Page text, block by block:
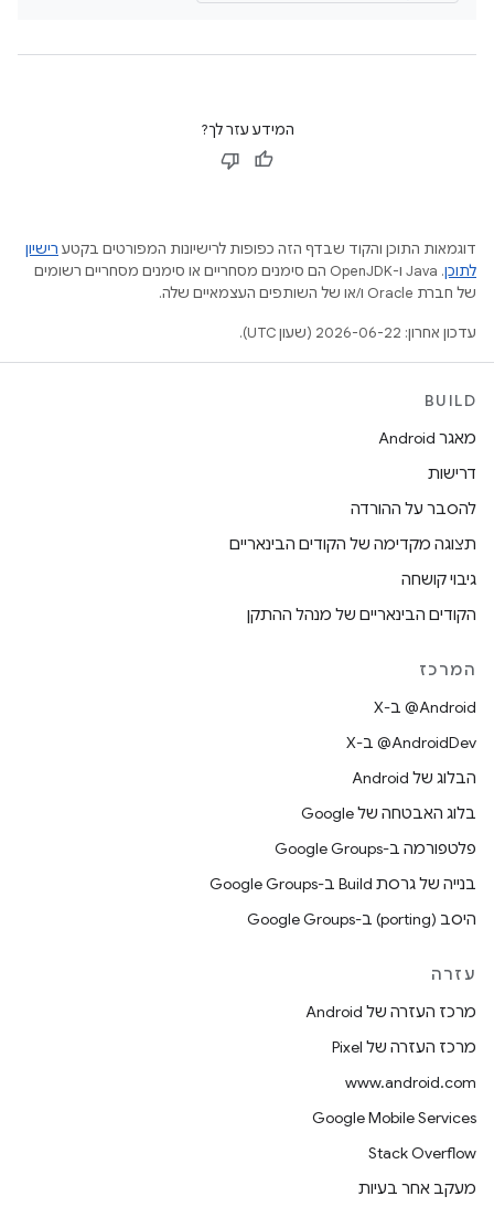
המידע עזר לך?
דוגמאות התוכן והקוד שבדף הזה כפופות לרישיונות המפורטים בקטע רישיון
לתוכן
.‏ Java ו-OpenJDK הם סימנים מסחריים או סימנים מסחריים רשומים
של חברת Oracle ו/או של השותפים העצמאיים שלה.
עדכון אחרון: 2026-06-22 (שעון UTC).
BUILD
מאגר Android
דרישות
להסבר על ההורדה
תצוגה מקדימה של הקודים הבינאריים
גיבוי קושחה
הקודים הבינאריים של מנהל ההתקן
המרכז
‫‎@Android ב-X
‫‎@AndroidDev ב-X
הבלוג של Android
בלוג האבטחה של Google
פלטפורמה ב-Google Groups
בנייה של גרסת Build ב-Google Groups
היסב (porting) ב-Google Groups
עזרה
מרכז העזרה של Android
מרכז העזרה של Pixel
www.android.com
Google Mobile Services
Stack Overflow
מעקב אחר בעיות